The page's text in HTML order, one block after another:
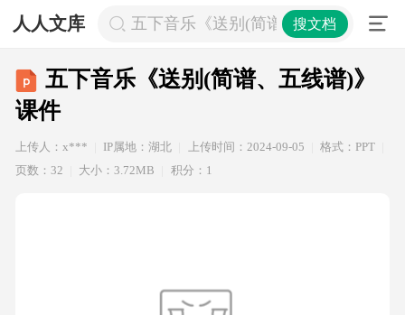
人人文库 五下音乐《送别(简谱、五线谱)》课件
搜文档
五下音乐《送别(简谱、五线谱)》
课件
上传人：x*** IP属地：湖北 上传时间：2024-09-05
格式：PPT
页数：32
大小：3.72MB 积分：1